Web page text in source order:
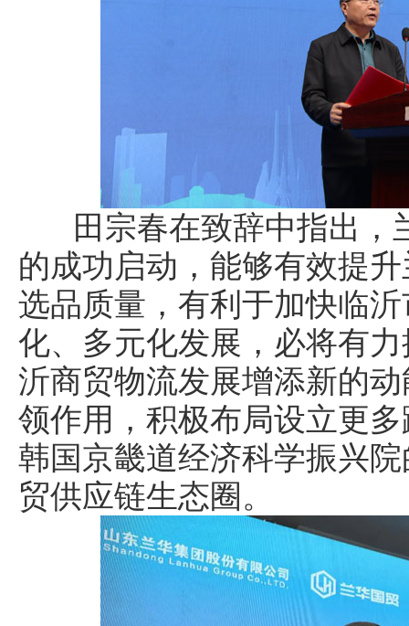
田宗春在致辞中指出，
的成功启动，能够有效提
选品质量，有利于加快临
化、多元化发展，必将有
沂商贸物流发展增添新的
领作用，积极布局设立更
韩国京畿道经济科学振兴
贸供应链生态圈。